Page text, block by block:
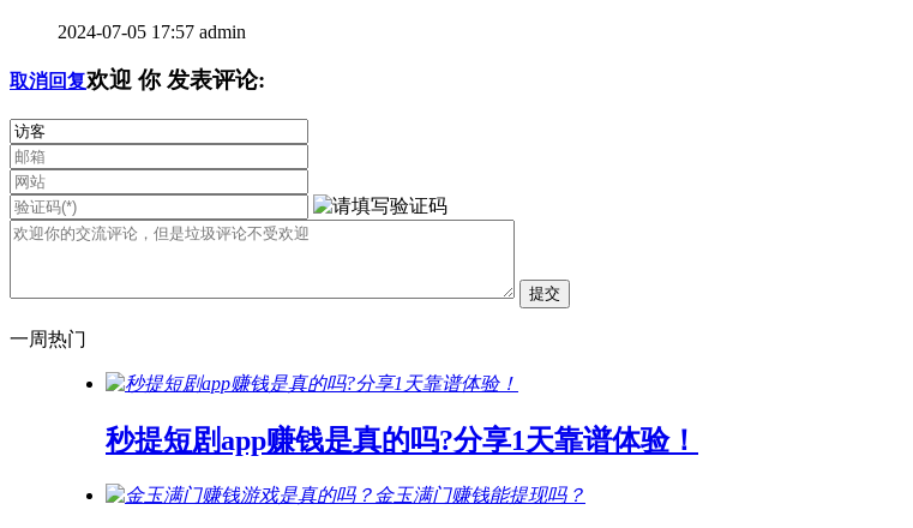
2024-07-05 17:57 admin
取消回复欢迎 你发表评论:
一周热门
秒提短剧app赚钱是真的吗?分享1天靠谱体验！